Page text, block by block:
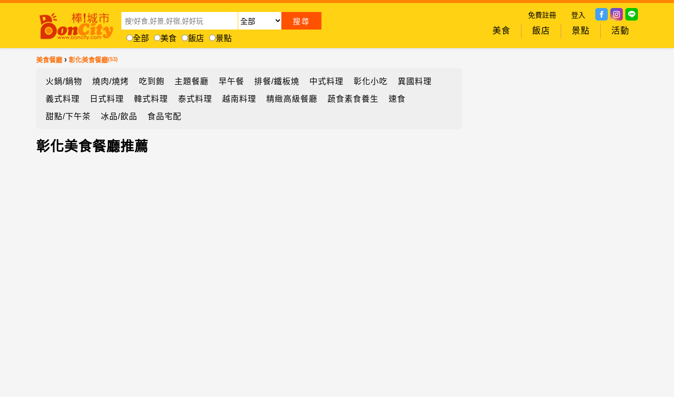
全部 美食 飯店 景點
免費註冊 登入
美食 飯店 景點 活動
美食餐廳 › 彰化美食餐廳(53)
火鍋/鍋物 燒肉/燒烤 吃到飽 主題餐廳 早午餐 排餐/鐵板燒 中式料理 彰化小吃 異國料理
義式料理 日式料理 韓式料理 泰式料理 越南料理 精緻高級餐廳 蔬食素食養生 速食
甜點/下午茶 冰品/飲品 食品宅配
彰化美食餐廳推薦